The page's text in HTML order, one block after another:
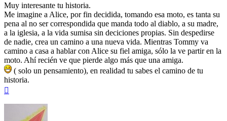
Muy interesante tu historia.
Me imagine a Alice, por fin decidida, tomando esa moto, es tanta su
pena al no ser correspondida que manda todo al diablo, a su madre,
a la iglesia, a la vida sumisa sin deciciones propias. Sin despedirse
de nadie, crea un camino a una nueva vida. Mientras Tommy va
camino a casa a hablar con Alice su fiel amiga, sólo la ve partir en la
moto. Ahí recién ve que pierde algo más que una amiga.
( solo un pensamiento), en realidad tu sabes el camino de tu
historia.